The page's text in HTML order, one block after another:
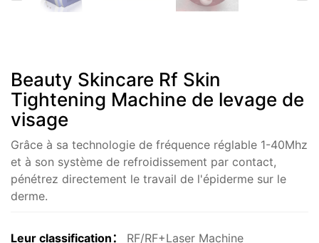
Beauty Skincare Rf Skin
Tightening Machine de levage de
visage
Grâce à sa technologie de fréquence réglable 1-40Mhz
et à son système de refroidissement par contact,
pénétrez directement le travail de l'épiderme sur le
derme.
Leur classification： RF/RF+Laser Machine